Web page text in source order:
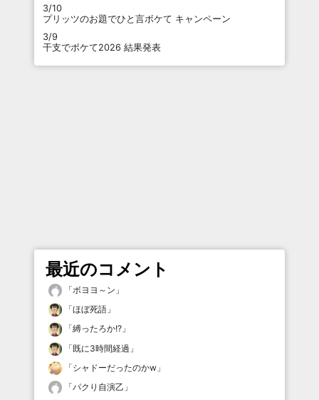
3/10
プリッツのお題でひと言ボケて キャンペーン
3/9
干支でボケて2026 結果発表
最近のコメント
「ボヨヨ～ン 」
「ほぼ死語 」
「縛ったろか!? 」
「既に3時間経過 」
「シャドーだったのかw 」
「パクり自演乙 」